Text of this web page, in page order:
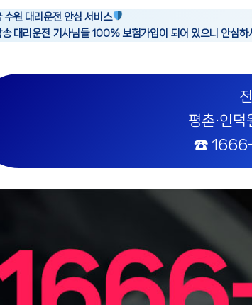
수원 대리운전 안심 서비스
송 대리운전 기사님들 100% 보험가입이 되어 있으니 안심
평촌·인덕
☎